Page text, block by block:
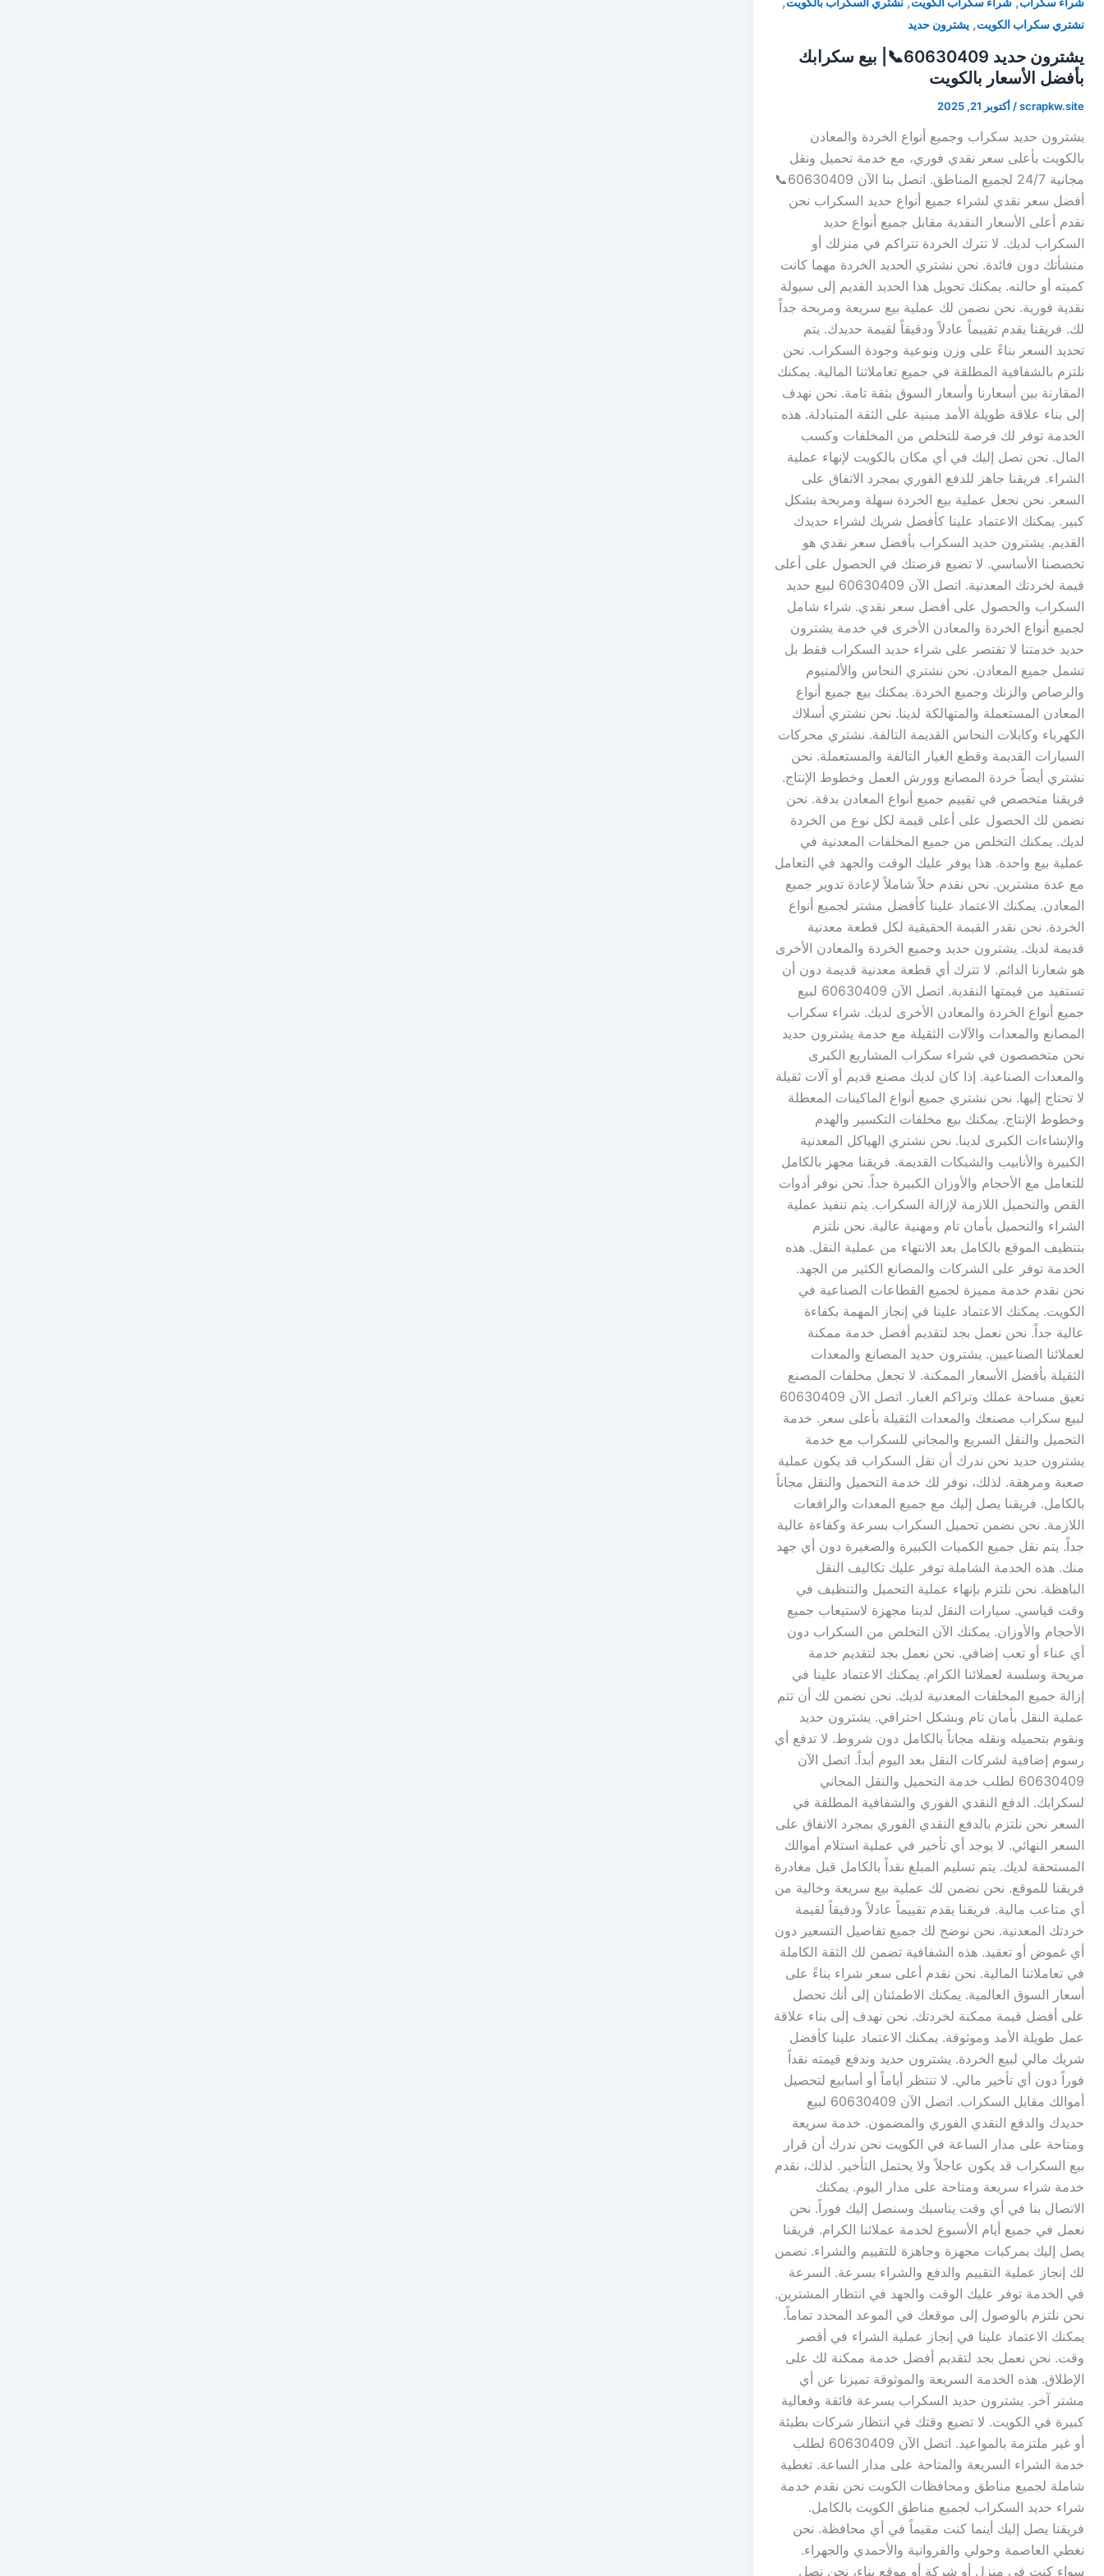
نشتري سكراب الكويت, يشترون حديد
يشترون حديد 60630409📞| بيع سكرابك
بأفضل الأسعار بالكويت
scrapkw.site
/ أكتوبر 21, 2025
يشترون حديد سكراب وجميع أنواع الخردة والمعادن
بالكويت بأعلى سعر نقدي فوري، مع خدمة تحميل ونقل
مجانية 24/7 لجميع المناطق. اتصل بنا الآن 60630409📞
أفضل سعر نقدي لشراء جميع أنواع حديد السكراب نحن
نقدم أعلى الأسعار النقدية مقابل جميع أنواع حديد
السكراب لديك. لا تترك الخردة تتراكم في منزلك أو
منشأتك دون فائدة. نحن نشتري الحديد الخردة مهما كانت
كميته أو حالته. يمكنك تحويل هذا الحديد القديم إلى سيولة
نقدية فورية. نحن نضمن لك عملية بيع سريعة ومربحة جداً
لك. فريقنا يقدم تقييماً عادلاً ودقيقاً لقيمة حديدك. يتم
تحديد السعر بناءً على وزن ونوعية وجودة السكراب. نحن
نلتزم بالشفافية المطلقة في جميع تعاملاتنا المالية. يمكنك
المقارنة بين أسعارنا وأسعار السوق بثقة تامة. نحن نهدف
إلى بناء علاقة طويلة الأمد مبنية على الثقة المتبادلة. هذه
الخدمة توفر لك فرصة للتخلص من المخلفات وكسب
المال. نحن نصل إليك في أي مكان بالكويت لإنهاء عملية
الشراء. فريقنا جاهز للدفع الفوري بمجرد الاتفاق على
السعر. نحن نجعل عملية بيع الخردة سهلة ومربحة بشكل
كبير. يمكنك الاعتماد علينا كأفضل شريك لشراء حديدك
القديم. يشترون حديد السكراب بأفضل سعر نقدي هو
تخصصنا الأساسي. لا تضيع فرصتك في الحصول على أعلى
قيمة لخردتك المعدنية. اتصل الآن 60630409 لبيع حديد
السكراب والحصول على أفضل سعر نقدي. شراء شامل
لجميع أنواع الخردة والمعادن الأخرى في خدمة يشترون
حديد خدمتنا لا تقتصر على شراء حديد السكراب فقط بل
تشمل جميع المعادن. نحن نشتري النحاس والألمنيوم
والرصاص والزنك وجميع الخردة. يمكنك بيع جميع أنواع
المعادن المستعملة والمتهالكة لدينا. نحن نشتري أسلاك
الكهرباء وكابلات النحاس القديمة التالفة. نشتري محركات
السيارات القديمة وقطع الغيار التالفة والمستعملة. نحن
نشتري أيضاً خردة المصانع وورش العمل وخطوط الإنتاج.
فريقنا متخصص في تقييم جميع أنواع المعادن بدقة. نحن
نضمن لك الحصول على أعلى قيمة لكل نوع من الخردة
لديك. يمكنك التخلص من جميع المخلفات المعدنية في
عملية بيع واحدة. هذا يوفر عليك الوقت والجهد في التعامل
مع عدة مشترين. نحن نقدم حلاً شاملاً لإعادة تدوير جميع
المعادن. يمكنك الاعتماد علينا كأفضل مشتر لجميع أنواع
الخردة. نحن نقدر القيمة الحقيقية لكل قطعة معدنية
قديمة لديك. يشترون حديد وجميع الخردة والمعادن الأخرى
هو شعارنا الدائم. لا تترك أي قطعة معدنية قديمة دون أن
تستفيد من قيمتها النقدية. اتصل الآن 60630409 لبيع
جميع أنواع الخردة والمعادن الأخرى لديك. شراء سكراب
المصانع والمعدات والآلات الثقيلة مع خدمة يشترون حديد
نحن متخصصون في شراء سكراب المشاريع الكبرى
والمعدات الصناعية. إذا كان لديك مصنع قديم أو آلات ثقيلة
لا تحتاج إليها. نحن نشتري جميع أنواع الماكينات المعطلة
وخطوط الإنتاج. يمكنك بيع مخلفات التكسير والهدم
والإنشاءات الكبرى لدينا. نحن نشتري الهياكل المعدنية
الكبيرة والأنابيب والشبكات القديمة. فريقنا مجهز بالكامل
للتعامل مع الأحجام والأوزان الكبيرة جداً. نحن نوفر أدوات
القص والتحميل اللازمة لإزالة السكراب. يتم تنفيذ عملية
الشراء والتحميل بأمان تام ومهنية عالية. نحن نلتزم
بتنظيف الموقع بالكامل بعد الانتهاء من عملية النقل. هذه
الخدمة توفر على الشركات والمصانع الكثير من الجهد.
نحن نقدم خدمة مميزة لجميع القطاعات الصناعية في
الكويت. يمكنك الاعتماد علينا في إنجاز المهمة بكفاءة
عالية جداً. نحن نعمل بجد لتقديم أفضل خدمة ممكنة
لعملائنا الصناعيين. يشترون حديد المصانع والمعدات
الثقيلة بأفضل الأسعار الممكنة. لا تجعل مخلفات المصنع
تعيق مساحة عملك وتراكم الغبار. اتصل الآن 60630409
لبيع سكراب مصنعك والمعدات الثقيلة بأعلى سعر. خدمة
التحميل والنقل السريع والمجاني للسكراب مع خدمة
يشترون حديد نحن ندرك أن نقل السكراب قد يكون عملية
صعبة ومرهقة. لذلك، نوفر لك خدمة التحميل والنقل مجاناً
بالكامل. فريقنا يصل إليك مع جميع المعدات والرافعات
اللازمة. نحن نضمن تحميل السكراب بسرعة وكفاءة عالية
جداً. يتم نقل جميع الكميات الكبيرة والصغيرة دون أي جهد
منك. هذه الخدمة الشاملة توفر عليك تكاليف النقل
الباهظة. نحن نلتزم بإنهاء عملية التحميل والتنظيف في
وقت قياسي. سيارات النقل لدينا مجهزة لاستيعاب جميع
الأحجام والأوزان. يمكنك الآن التخلص من السكراب دون
أي عناء أو تعب إضافي. نحن نعمل بجد لتقديم خدمة
مريحة وسلسة لعملائنا الكرام. يمكنك الاعتماد علينا في
إزالة جميع المخلفات المعدنية لديك. نحن نضمن لك أن تتم
عملية النقل بأمان تام وبشكل احترافي. يشترون حديد
ونقوم بتحميله ونقله مجاناً بالكامل دون شروط. لا تدفع أي
رسوم إضافية لشركات النقل بعد اليوم أبداً. اتصل الآن
60630409 لطلب خدمة التحميل والنقل المجاني
لسكرابك. الدفع النقدي الفوري والشفافية المطلقة في
السعر نحن نلتزم بالدفع النقدي الفوري بمجرد الاتفاق على
السعر النهائي. لا يوجد أي تأخير في عملية استلام أموالك
المستحقة لديك. يتم تسليم المبلغ نقداً بالكامل قبل مغادرة
فريقنا للموقع. نحن نضمن لك عملية بيع سريعة وخالية من
أي متاعب مالية. فريقنا يقدم تقييماً عادلاً ودقيقاً لقيمة
خردتك المعدنية. نحن نوضح لك جميع تفاصيل التسعير دون
أي غموض أو تعقيد. هذه الشفافية تضمن لك الثقة الكاملة
في تعاملاتنا المالية. نحن نقدم أعلى سعر شراء بناءً على
أسعار السوق العالمية. يمكنك الاطمئنان إلى أنك تحصل
على أفضل قيمة ممكنة لخردتك. نحن نهدف إلى بناء علاقة
عمل طويلة الأمد وموثوقة. يمكنك الاعتماد علينا كأفضل
شريك مالي لبيع الخردة. يشترون حديد وندفع قيمته نقداً
فوراً دون أي تأخير مالي. لا تنتظر أياماً أو أسابيع لتحصيل
أموالك مقابل السكراب. اتصل الآن 60630409 لبيع
حديدك والدفع النقدي الفوري والمضمون. خدمة سريعة
ومتاحة على مدار الساعة في الكويت نحن ندرك أن قرار
بيع السكراب قد يكون عاجلاً ولا يحتمل التأخير. لذلك، نقدم
خدمة شراء سريعة ومتاحة على مدار اليوم. يمكنك
الاتصال بنا في أي وقت يناسبك وسنصل إليك فوراً. نحن
نعمل في جميع أيام الأسبوع لخدمة عملائنا الكرام. فريقنا
يصل إليك بمركبات مجهزة وجاهزة للتقييم والشراء. نضمن
لك إنجاز عملية التقييم والدفع والشراء بسرعة. السرعة
في الخدمة توفر عليك الوقت والجهد في انتظار المشترين.
نحن نلتزم بالوصول إلى موقعك في الموعد المحدد تماماً.
يمكنك الاعتماد علينا في إنجاز عملية الشراء في أقصر
وقت. نحن نعمل بجد لتقديم أفضل خدمة ممكنة لك على
الإطلاق. هذه الخدمة السريعة والموثوقة تميزنا عن أي
مشتر آخر. يشترون حديد السكراب بسرعة فائقة وفعالية
كبيرة في الكويت. لا تضيع وقتك في انتظار شركات بطيئة
أو غير ملتزمة بالمواعيد. اتصل الآن 60630409 لطلب
خدمة الشراء السريعة والمتاحة على مدار الساعة. تغطية
شاملة لجميع مناطق ومحافظات الكويت نحن نقدم خدمة
شراء حديد السكراب لجميع مناطق الكويت بالكامل.
فريقنا يصل إليك أينما كنت مقيماً في أي محافظة. نحن
نغطي العاصمة وحولي والفروانية والأحمدي والجهراء.
سواء كنت في منزل أو شركة أو موقع بناء، نحن نصل